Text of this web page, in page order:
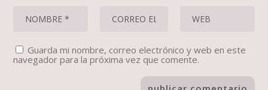
Guarda mi nombre, correo electrónico y web en este
navegador para la próxima vez que comente.